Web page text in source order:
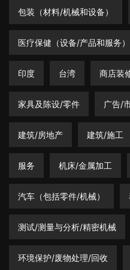
包装（材料/机械和设备）
医疗保健（设备/产品和服务）
印度 台湾 商店装
家具及陈设/零件 广告/
建筑/房地产 建筑/施工
服务 机床/金属加工
汽车（包括零件/机械）
测试/测量与分析/精密机械
环境保护/废物处理/回收